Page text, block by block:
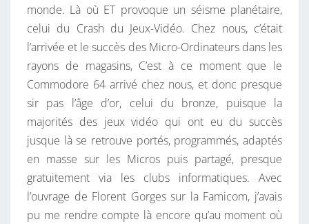
monde. Là où ET provoque un séisme planétaire,
celui du Crash du Jeux-Vidéo. Chez nous, c’était
l’arrivée et le succès des Micro-Ordinateurs dans les
rayons de magasins, C’est à ce moment que le
Commodore 64 arrivé chez nous, et donc presque
sir pas l’âge d’or, celui du bronze, puisque la
majorités des jeux vidéo qui ont eu du succès
jusque là se retrouve portés, programmés, adaptés
en masse sur les Micros puis partagé, presque
gratuitement via les clubs informatiques. Avec
l’ouvrage de Florent Gorges sur la Famicom, j’avais
pu me rendre compte là encore qu’au moment où